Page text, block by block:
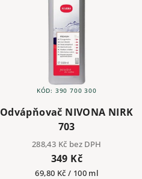
Odvápňovač NIVONA NIRK
703
288,43 Kč bez DPH
349 Kč
Měrná
69,80 Kč / 100 ml
KÓD: 390 700 300